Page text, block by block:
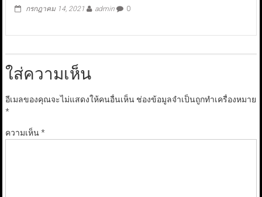
กรกฎาคม 14, 2021 admin 0
ใส่ความเห็น
อีเมลของคุณจะไม่แสดงให้คนอื่นเห็น ช่องข้อมูลจำเป็นถูกทำเครื่องหมาย
*
ความเห็น*